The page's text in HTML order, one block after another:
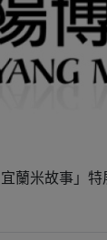
宜蘭米故事」特